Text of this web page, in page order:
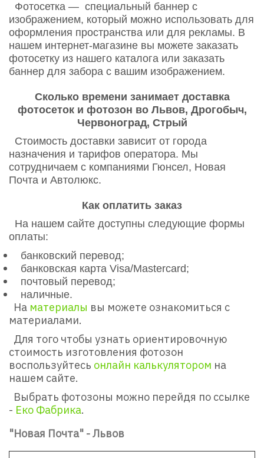
Фотосетка — специальный баннер с
изображением, который можно использовать для
оформления пространства или для рекламы. В
нашем интернет-магазине вы можете заказать
фотосетку из нашего каталога или заказать
баннер для забора с вашим изображением.
Сколько времени занимает доставка
фотосеток и фотозон во Львов, Дрогобыч,
Червоноград, Стрый
Стоимость доставки зависит от города
назначения и тарифов оператора. Мы
сотрудничаем с компаниями Гюнсел, Новая
Почта и Автолюкс.
Как оплатить заказ
На нашем сайте доступны следующие формы
оплаты:
банковский перевод;
банковская карта Visa/Mastercard;
почтовый перевод;
наличные.
На материалы вы можете ознакомиться с
материалами.
Для того чтобы узнать ориентировочную
стоимость изготовления фотозон
воспользуйтесь онлайн калькулятором на
нашем сайте.
Выбрать фотозоны можно перейдя по ссылке
- Еко Фабрика.
"Новая Почта" - Львов